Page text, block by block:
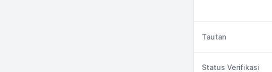
Tautan
Status Verifikasi